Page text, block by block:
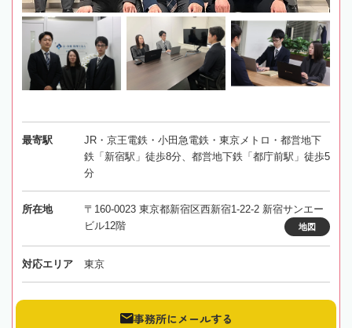
最寄駅
JR・京王電鉄・小田急電鉄・東京メトロ・都営地下
鉄「新宿駅」徒歩8分、都営地下鉄「都庁前駅」徒歩5
分
所在地
〒160-0023 東京都新宿区西新宿1-22-2 新宿サンエー
ビル12階
地図
対応エリア 東京
事務所にメールする